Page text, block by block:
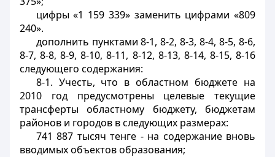
цифры «1 159 339» заменить цифрами «809
240».
дополнить пунктами 8-1, 8-2, 8-3, 8-4, 8-5, 8-6,
8-7, 8-8, 8-9, 8-10, 8-11, 8-12, 8-13, 8-14, 8-15, 8-16
следующего содержания:
8-1. Учесть, что в областном бюджете на
2010 год предусмотрены целевые текущие
трансферты областному бюджету, бюджетам
районов и городов в следующих размерах:
741 887 тысяч тенге - на содержание вновь
вводимых объектов образования;